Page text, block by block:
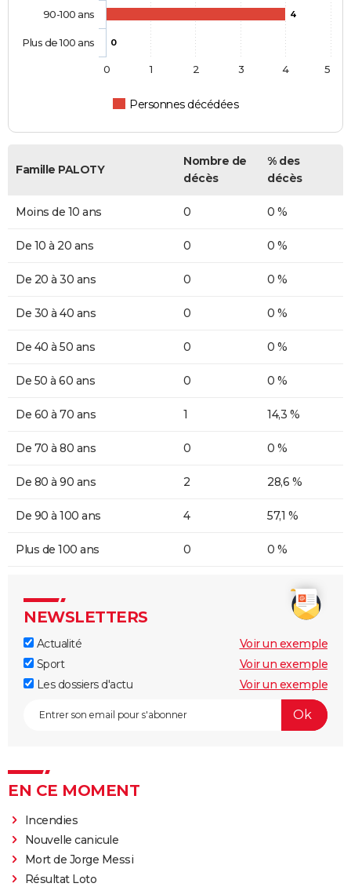
4
0
Personnes décédées
90-100 ans
Plus de 100 ans
0 1 2 3 4 5
Famille PALOTY
Nombre de
décès
% des
décès
Moins de 10 ans 0 0 %
De 10 à 20 ans 0 0 %
De 20 à 30 ans 0 0 %
De 30 à 40 ans 0 0 %
De 40 à 50 ans 0 0 %
De 50 à 60 ans 0 0 %
De 60 à 70 ans 1 14,3 %
De 70 à 80 ans 0 0 %
De 80 à 90 ans 2 28,6 %
De 90 à 100 ans 4 57,1 %
Plus de 100 ans 0 0 %
NEWSLETTERS
Actualité
Voir un exemple
Sport
Voir un exemple
Les dossiers d'actu
Voir un exemple
EN CE MOMENT
Incendies
Nouvelle canicule
Mort de Jorge Messi
Résultat Loto